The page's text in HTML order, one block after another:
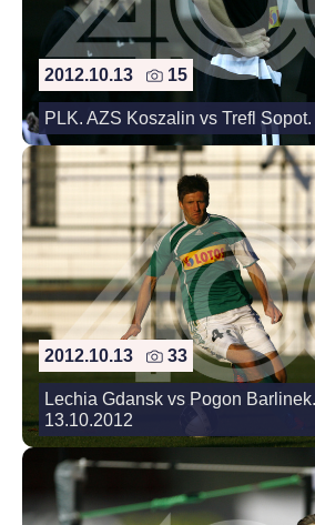
2012.10.13 15
PLK. AZS Koszalin vs Trefl
2012.10.13 33
Lechia Gdansk vs Pogon
13.10.2012